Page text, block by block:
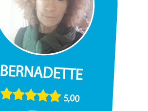
BERNADETTE
5,00